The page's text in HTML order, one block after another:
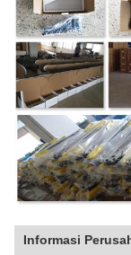
Informasi